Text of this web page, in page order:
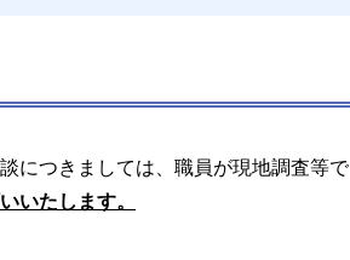
につきましては、職員が現地調査等で
いたします。